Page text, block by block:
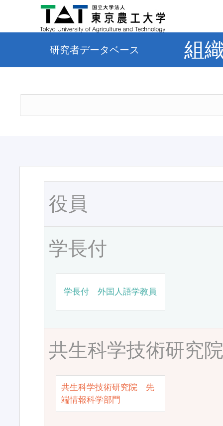
研究者データベース 組
役員
学長付
学長付 外国人語学教員
共生科学技術研究
共生科学技術研究院 先
端情報科学部門